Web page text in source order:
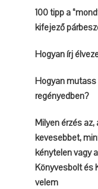
100 tipp a
kifejező
Hogyan írj
Hogyan mutass
regényedben?
Milyen érzés
kevesebbet,
kénytelen vagy
Könyvesbolt és
velem